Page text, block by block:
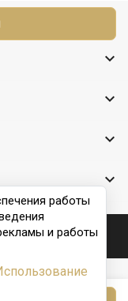




сайт
работы
и работы